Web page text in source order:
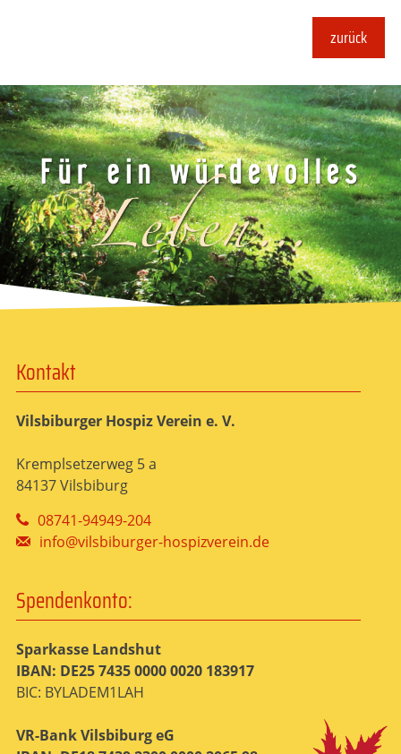
zurück
Kontakt
Vilsbiburger Hospiz Verein e. V.
Kremplsetzerweg 5 a
84137 Vilsbiburg
08741-94949-204
info@vilsbiburger-hospizverein.de
Spendenkonto:
Sparkasse Landshut
IBAN: DE25 7435 0000 0020 183917
BIC: BYLADEM1LAH
VR-Bank Vilsbiburg eG